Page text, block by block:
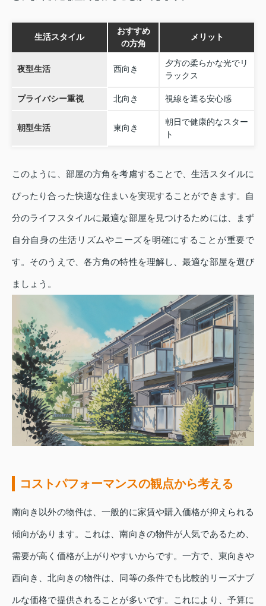
生活スタイル
おすすめ
の方角
メリット
夜型生活 西向き
夕方の柔らかな光でリ
ラックス
プライバシー重視 北向き 視線を遮る安心感
朝型生活 東向き
朝日で健康的なスター
ト
このように、部屋の方角を考慮することで、生活スタイルに
ぴったり合った快適な住まいを実現することができます。自
分のライフスタイルに最適な部屋を見つけるためには、まず
自分自身の生活リズムやニーズを明確にすることが重要で
す。そのうえで、各方角の特性を理解し、最適な部屋を選び
ましょう。
コストパフォーマンスの観点から考える
南向き以外の物件は、一般的に家賃や購入価格が抑えられる
傾向があります。これは、南向きの物件が人気であるため、
需要が高く価格が上がりやすいからです。一方で、東向きや
西向き、北向きの物件は、同等の条件でも比較的リーズナブ
ルな価格で提供されることが多いです。これにより、予算に